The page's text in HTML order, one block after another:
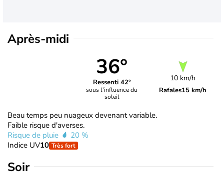
Après-midi
36°
Ressenti 42°
sous l’influence du
soleil
10 km/h
Rafales15 km/h
Beau temps peu nuageux devenant variable.
Faible risque d'averses.
Risque de pluie
20 %
Indice UV10 Très fort
Soir